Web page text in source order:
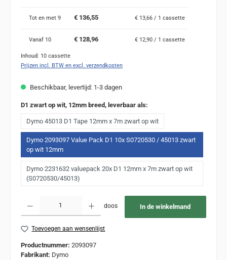
Tot en met 9 € 136,55 € 13,66 / 1 cassette
Vanaf 10 € 128,96 € 12,90 / 1 cassette
Inhoud: 10 cassette
Prijzen incl. BTW en excl. verzendkosten
Beschikbaar, levertijd: 1-3 dagen
D1 zwart op wit, 12mm breed, leverbaar als:
Dymo 45013 D1 Tape 12mm x 7m zwart op wit
Dymo 2093097 Value Pack D1 10x S0720530 / 45013 zwart
op wit 12mm
Dymo 2231632 valuepack 20x D1 12mm x 7m zwart op wit
(S0720530/45013)
doos In de winkelmand
Toevoegen aan wensenlijst
Productnummer: 2093097
Fabrikant: Dymo